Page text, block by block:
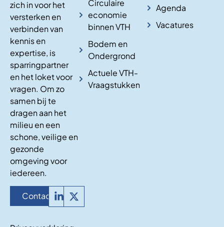
zich in voor het
versterken en
verbinden van
kennis en
expertise, is
sparringpartner
en het loket voor
vragen. Om zo
samen bij te
dragen aan het
milieu en een
schone, veilige en
gezonde
omgeving voor
iedereen.
Contact
Circulaire
economie
binnen VTH
Bodem en
Ondergrond
Actuele VTH-
Vraagstukken
Agenda
Vacatures